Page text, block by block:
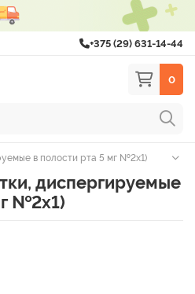
+375 (29) 631-14-44
0
в полости рта 5 мг №2х1)
диспергируемые
№2х1)